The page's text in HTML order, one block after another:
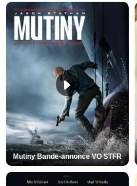
Mutiny Bande-annonce VO STFR